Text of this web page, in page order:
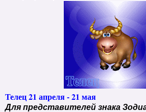
Телец 21 апреля - 21 мая
Для представителей знака